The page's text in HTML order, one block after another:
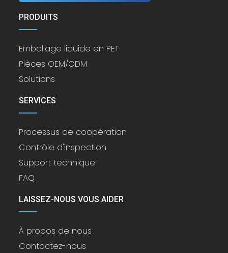
PRODUITS
Emballage liquide en PET
Pièces OEM/ODM
Solutions
SERVICES
Processus de coopération
Contrôle d'inspection
Support technique
FAQ
LAISSEZ-NOUS VOUS AIDER
À propos de nous
Contactez-nous